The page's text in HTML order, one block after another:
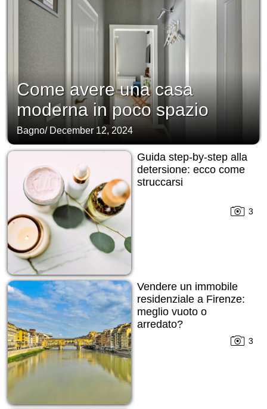
Come avere una casa
moderna in poco spazio
Bagno/ December 12, 2024
Guida step-by-step alla
detersione: ecco come
struccarsi
3
Vendere un immobile
residenziale a Firenze:
meglio vuoto o
arredato?
3